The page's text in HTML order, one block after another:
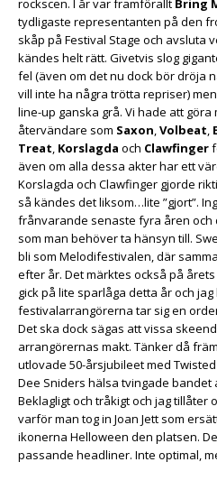
rockscen. I år var framförallt Bring
tydligaste representanten på den
skåp på Festival Stage och avsluta
kändes helt rätt. Givetvis slog
fel (även om det nu dock bör dröja
vill inte ha några trötta repriser)
line-up ganska grå. Vi hade att göra
återvändare som Saxon,Volbeat,
Treat, Korslagda och Clawfinger
även om alla dessa akter har ett
Korslagda och Clawfinger gjorde
så kändes det liksom…lite ”gjort”.
frånvarande senaste fyra åren och
som man behöver ta hänsyn till.
bli som Melodifestivalen, där
efter år. Det märktes också på
gick på lite sparlåga detta år och
festivalarrangörerna tar sig en
Det ska dock sägas att vissa
arrangörernas makt. Tänker då
utlovade 50-årsjubileet med
Dee Sniders hälsa tvingade bandet
Beklagligt och tråkigt och jag tillåter
varför man tog in Joan Jett som
ikonerna Helloween den platsen.
passande headliner. Inte optimal,